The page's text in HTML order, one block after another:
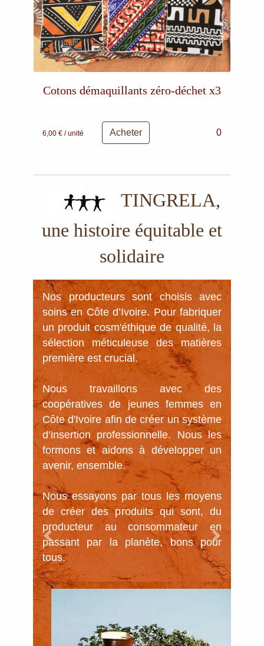
Cotons démaquillants zéro-déchet x3
6,00 € / unité Acheter 0
TINGRELA,
une histoire équitable et
solidaire
Nos producteurs sont choisis avec
soins en Côte d’Ivoire. Pour fabriquer
un produit cosm'éthique de qualité, la
sélection méticuleuse des matières
première est crucial.
Nous travaillons avec des
coopératives de jeunes femmes en
Côte d'Ivoire afin de créer un système
d’insertion professionnelle. Nous les
formons et aidons à développer un
avenir, ensemble.
Nous essayons par tous les moyens
de créer des produits qui sont, du
producteur au consommateur en
passant par la planète, bons pour
tous.
Previous Next